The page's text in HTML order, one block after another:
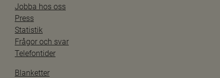
Jobba hos oss
Press
Statistik
Frågor och svar
Telefontider
Blanketter